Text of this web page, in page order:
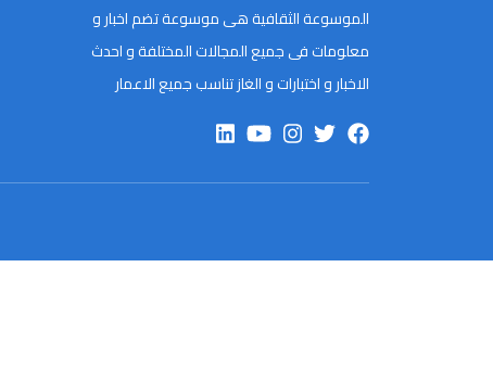
الموسوعة الثقافية هى موسوعة تضم اخبار و
معلومات فى جميع المجالات المختلفة و احدث
الاخبار و اختبارات و الغاز تناسب جميع الاعمار